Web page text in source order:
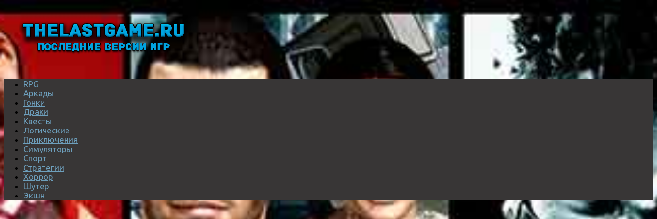
RPG
Аркады
Гонки
Драки
Квесты
Логические
Приключения
Симуляторы
Спорт
Стратегии
Хоррор
Шутер
Экшн